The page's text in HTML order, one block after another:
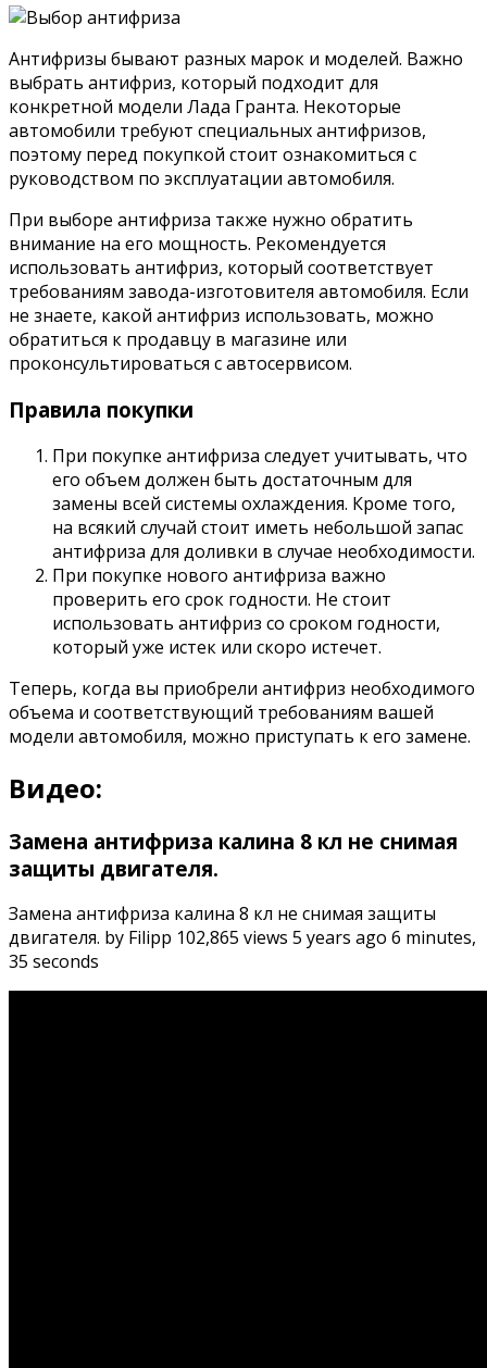
Антифризы бывают разных марок и моделей. Важно
выбрать антифриз, который подходит для
конкретной модели Лада Гранта. Некоторые
автомобили требуют специальных антифризов,
поэтому перед покупкой стоит ознакомиться с
руководством по эксплуатации автомобиля.
При выборе антифриза также нужно обратить
внимание на его мощность. Рекомендуется
использовать антифриз, который соответствует
требованиям завода-изготовителя автомобиля. Если
не знаете, какой антифриз использовать, можно
обратиться к продавцу в магазине или
проконсультироваться с автосервисом.
Правила покупки
При покупке антифриза следует учитывать, что
его объем должен быть достаточным для
замены всей системы охлаждения. Кроме того,
на всякий случай стоит иметь небольшой запас
антифриза для доливки в случае необходимости.
При покупке нового антифриза важно
проверить его срок годности. Не стоит
использовать антифриз со сроком годности,
который уже истек или скоро истечет.
Теперь, когда вы приобрели антифриз необходимого
объема и соответствующий требованиям вашей
модели автомобиля, можно приступать к его замене.
Видео:
Замена антифриза калина 8 кл не снимая
защиты двигателя.
Замена антифриза калина 8 кл не снимая защиты
двигателя. by Filipp 102,865 views 5 years ago 6 minutes,
35 seconds